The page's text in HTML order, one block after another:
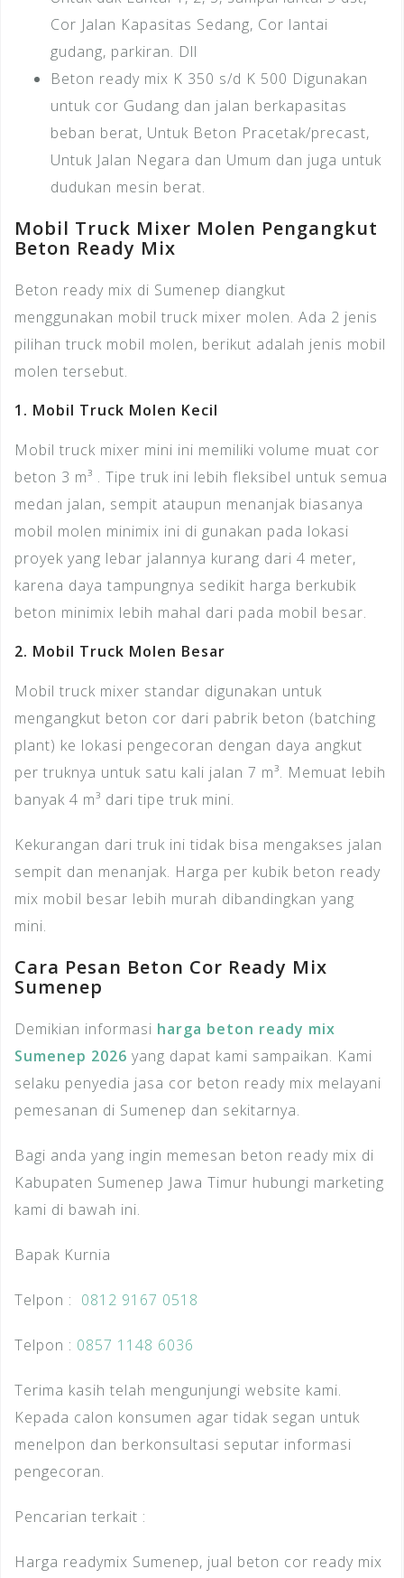
Cor Jalan Kapasitas Sedang, Cor lantai
gudang, parkiran. Dll
Beton ready mix K 350 s/d K 500 Digunakan
untuk cor Gudang dan jalan berkapasitas
beban berat, Untuk Beton Pracetak/precast,
Untuk Jalan Negara dan Umum dan juga untuk
dudukan mesin berat.
Mobil Truck Mixer Molen Pengangkut
Beton Ready Mix
Beton ready mix di Sumenep diangkut
menggunakan mobil truck mixer molen. Ada 2 jenis
pilihan truck mobil molen, berikut adalah jenis mobil
molen tersebut.
1. Mobil Truck Molen Kecil
Mobil truck mixer mini ini memiliki volume muat cor
beton 3 m³ . Tipe truk ini lebih fleksibel untuk semua
medan jalan, sempit ataupun menanjak biasanya
mobil molen minimix ini di gunakan pada lokasi
proyek yang lebar jalannya kurang dari 4 meter,
karena daya tampungnya sedikit harga berkubik
beton minimix lebih mahal dari pada mobil besar.
2. Mobil Truck Molen Besar
Mobil truck mixer standar digunakan untuk
mengangkut beton cor dari pabrik beton (batching
plant) ke lokasi pengecoran dengan daya angkut
per truknya untuk satu kali jalan 7 m³. Memuat lebih
banyak 4 m³ dari tipe truk mini.
Kekurangan dari truk ini tidak bisa mengakses jalan
sempit dan menanjak. Harga per kubik beton ready
mix mobil besar lebih murah dibandingkan yang
mini.
Cara Pesan Beton Cor Ready Mix
Sumenep
Demikian informasi harga beton ready mix
Sumenep 2026 yang dapat kami sampaikan. Kami
selaku penyedia jasa cor beton ready mix melayani
pemesanan di Sumenep dan sekitarnya.
Bagi anda yang ingin memesan beton ready mix di
Kabupaten Sumenep Jawa Timur hubungi marketing
kami di bawah ini.
Bapak Kurnia
Telpon : 0812 9167 0518
Telpon : 0857 1148 6036
Terima kasih telah mengunjungi website kami.
Kepada calon konsumen agar tidak segan untuk
menelpon dan berkonsultasi seputar informasi
pengecoran.
Pencarian terkait :
Harga readymix Sumenep, jual beton cor ready mix